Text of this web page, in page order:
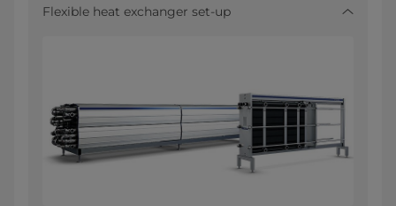
Flexible heat exchanger set-up